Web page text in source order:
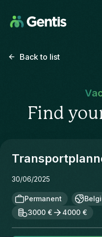
Back to list
Find
30/06/2025
Permanent
3000 €
4000 €